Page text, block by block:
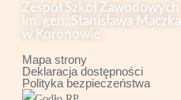
Zespół Szkół Zawodowych
im. gen. Stanisława Maczka
w Koronowie
Mapa strony
Deklaracja dostępności
Polityka bezpieczeństwa